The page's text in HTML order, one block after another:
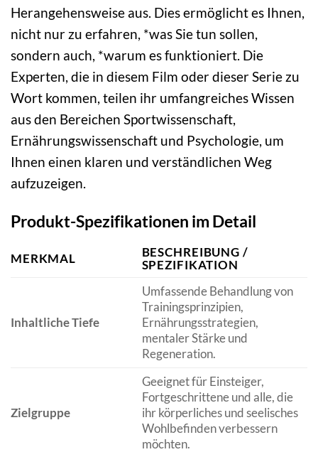
Herangehensweise aus. Dies ermöglicht es Ihnen,
nicht nur zu erfahren, *was Sie tun sollen,
sondern auch, *warum es funktioniert. Die
Experten, die in diesem Film oder dieser Serie zu
Wort kommen, teilen ihr umfangreiches Wissen
aus den Bereichen Sportwissenschaft,
Ernährungswissenschaft und Psychologie, um
Ihnen einen klaren und verständlichen Weg
aufzuzeigen.
Produkt-Spezifikationen im Detail
MERKMAL
BESCHREIBUNG /
SPEZIFIKATION
Inhaltliche Tiefe
Umfassende Behandlung von
Trainingsprinzipien,
Ernährungsstrategien,
mentaler Stärke und
Regeneration.
Zielgruppe
Geeignet für Einsteiger,
Fortgeschrittene und alle, die
ihr körperliches und seelisches
Wohlbefinden verbessern
möchten.